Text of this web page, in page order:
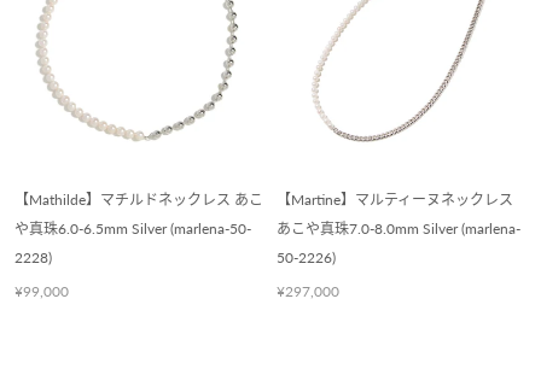
【Mathilde】マチルドネックレス あこ
や真珠6.0-6.5mm Silver (marlena-50-
2228)
¥99,000
【Martine】マルティーヌネックレス
あこや真珠7.0-8.0mm Silver (marlena-
50-2226)
¥297,000